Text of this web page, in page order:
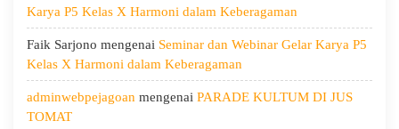
Karya P5 Kelas X Harmoni dalam Keberagaman
Faik Sarjono mengenai Seminar dan Webinar Gelar Karya P5
Kelas X Harmoni dalam Keberagaman
adminwebpejagoan mengenai PARADE KULTUM DI JUS
TOMAT